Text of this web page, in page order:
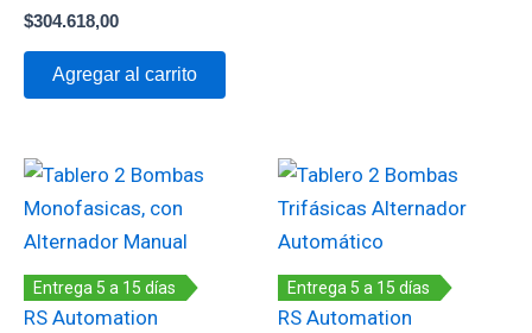
$304.618,00
Agregar al carrito
Entrega 5 a 15 días
RS Automation
Entrega 5 a 15 días
RS Automation